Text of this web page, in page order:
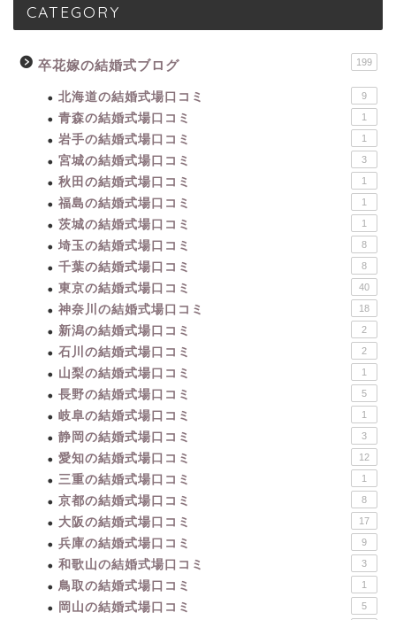
CATEGORY
卒花嫁の結婚式ブログ 199
北海道の結婚式場口コミ 9
青森の結婚式場口コミ 1
岩手の結婚式場口コミ 1
宮城の結婚式場口コミ 3
秋田の結婚式場口コミ 1
福島の結婚式場口コミ 1
茨城の結婚式場口コミ 1
埼玉の結婚式場口コミ 8
千葉の結婚式場口コミ 8
東京の結婚式場口コミ 40
神奈川の結婚式場口コミ 18
新潟の結婚式場口コミ 2
石川の結婚式場口コミ 2
山梨の結婚式場口コミ 1
長野の結婚式場口コミ 5
岐阜の結婚式場口コミ 1
静岡の結婚式場口コミ 3
愛知の結婚式場口コミ 12
三重の結婚式場口コミ 1
京都の結婚式場口コミ 8
大阪の結婚式場口コミ 17
兵庫の結婚式場口コミ 9
和歌山の結婚式場口コミ 3
鳥取の結婚式場口コミ 1
岡山の結婚式場口コミ 5